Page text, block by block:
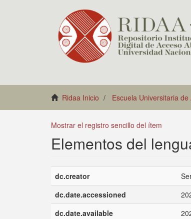
Ridaa Inicio Escuela Universitaria de
Mostrar el registro sencillo del ítem
Elementos del
dc.creator
dc.date.accessioned
dc.date.available